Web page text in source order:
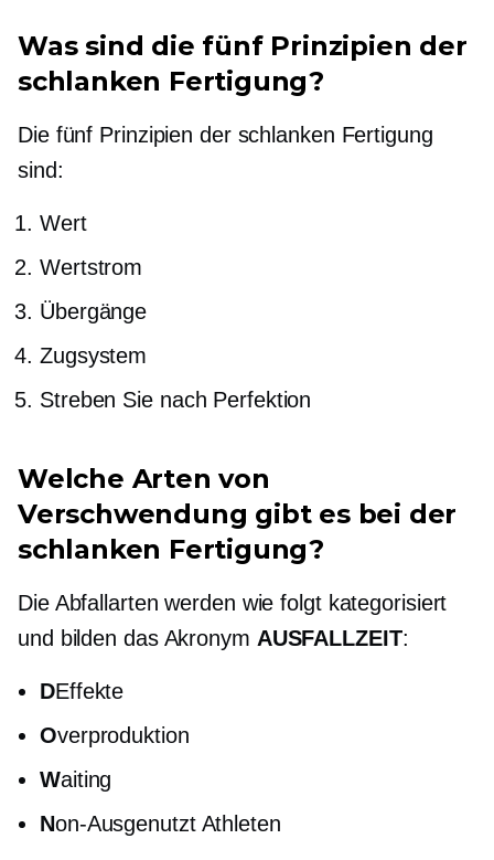
Was sind die fünf Prinzipien der
schlanken Fertigung?
Die fünf Prinzipien der schlanken Fertigung
sind:
Wert
Wertstrom
Übergänge
Zugsystem
Streben Sie nach Perfektion
Welche Arten von
Verschwendung gibt es bei der
schlanken Fertigung?
Die Abfallarten werden wie folgt kategorisiert
und bilden das Akronym AUSFALLZEIT:
DEffekte
Overproduktion
Waiting
Non-AusgenutztAthleten